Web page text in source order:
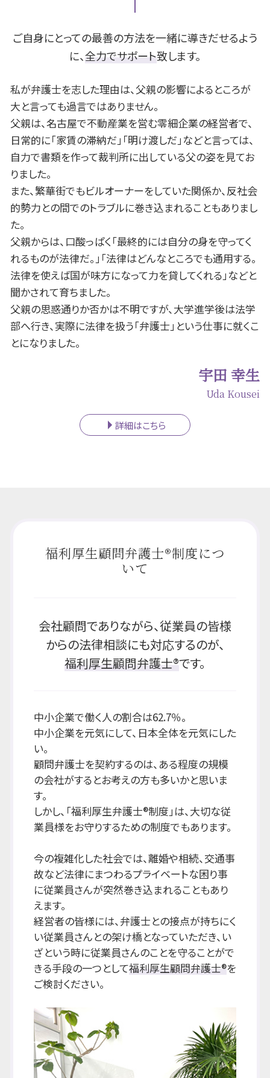
離婚調停 期間
債務整理 とは
支払 時効
破産 手続
岡崎市 交通事故 相談
豊田市 離婚 相談
安城市 離婚 相談
豊田市 不動産 相談
名古屋市 B型肝炎
安城市 交通事故 相談
一宮市 遺留分
名古屋市 遺留分
岡崎市 債務整理 相談
ご自身にとっての最善の方法を一緒に導きだせるよう
に、全力でサポート致します。
私が弁護士を志した理由は、父親の影響によるところが
大と言っても過言ではありません。
父親は、名古屋で不動産業を営む零細企業の経営者で、
日常的に「家賃の滞納だ」「明け渡しだ」などと言っては、
自力で書類を作って裁判所に出している父の姿を見てお
りました。
また、繁華街でもビルオーナーをしていた関係か、反社会
的勢力との間でのトラブルに巻き込まれることもありまし
た。
父親からは、口酸っぱく「最終的には自分の身を守ってく
れるものが法律だ。」「法律はどんなところでも通用する。
法律を使えば国が味方になって力を貸してくれる」などと
聞かされて育ちました。
父親の思惑通りか否かは不明ですが、大学進学後は法学
部へ行き、実際に法律を扱う「弁護士」という仕事に就くこ
とになりました。
宇田 幸生
Uda Kousei
詳細はこちら
福利厚生顧問弁護士®制度につ
いて
会社顧問でありながら、従業員の皆様
からの法律相談にも対応するのが、
福利厚生顧問弁護士®です。
中小企業で働く人の割合は62.7％。
中小企業を元気にして、日本全体を元気にした
い。
顧問弁護士を契約するのは、ある程度の規模
の会社がするとお考えの方も多いかと思いま
す。
しかし、「福利厚生弁護士®制度」は、大切な従
業員様をお守りするための制度でもあります。
今の複雑化した社会では、離婚や相続、交通事
故など法律にまつわるプライベートな困り事
に従業員さんが突然巻き込まれることもあり
えます。
経営者の皆様には、弁護士との接点が持ちにく
い従業員さんとの架け橋となっていただき、い
ざという時に従業員さんのことを守ることがで
きる手段の一つとして福利厚生顧問弁護士®を
ご検討ください。